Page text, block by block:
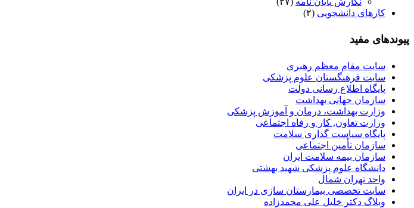
کارهای دانشجویی (۲)
پیوندهای مفید
سایت مقام معظم رهبری
سایت فرهنگستان علوم پزشکی
پایگاه اطلاع رسانی دولت
سازمان جهانی بهداشت
وزارت بهداشت، درمان و آموزش پزشکی
وزارت تعاون, کار و رفاه اجتماعی
پایگاه سیاست گذاری سلامت
سازمان تأمین اجتماعی
سازمان بیمه سلامت ایران
دانشگاه علوم پزشکی شهید بهشتی
واحد تهران شمال
سایت تخصصی بیمارستان سازی در ایران
وبلاگ دکتر خلیل علی محمدزاده